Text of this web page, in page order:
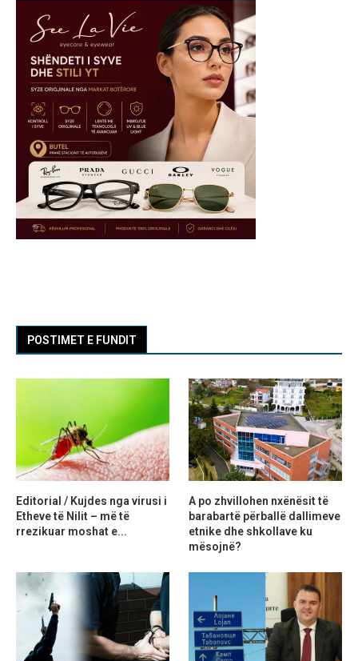
POSTIMET E FUNDIT
Editorial / Kujdes nga virusi i
Etheve të Nilit – më të
rrezikuar moshat e...
A po zhvillohen nxënësit të
barabartë përballë dallimeve
etnike dhe shkollave ku
mësojnë?